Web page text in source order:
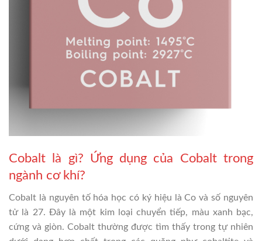
Cobalt là gì? Ứng dụng của Cobalt trong
ngành cơ khí?
Cobalt là nguyên tố hóa học có ký hiệu là Co và số nguyên
tử là 27. Đây là một kim loại chuyển tiếp, màu xanh bạc,
cứng và giòn. Cobalt thường được tìm thấy trong tự nhiên